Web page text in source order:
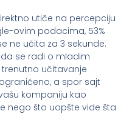
utiče na percepciju
ovim podacima, 53%
ne učita za 3 sekunde.
se radi o mladim
učitavanje
a spor sajt
kompaniju kao
nego što uopšte vide šta